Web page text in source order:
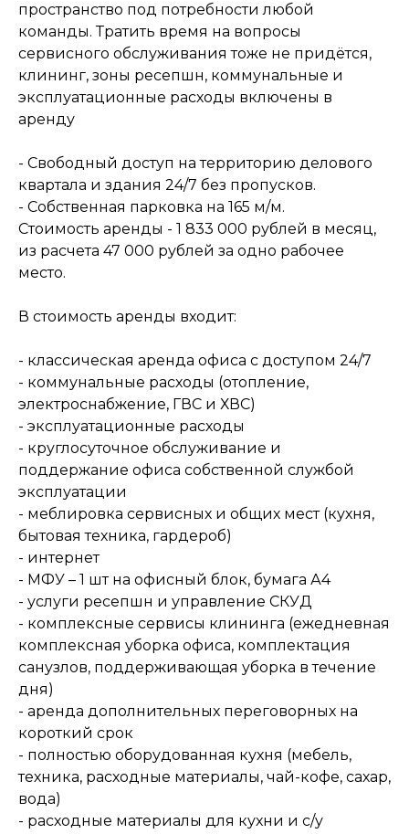
пространство под потребности любой
команды. Тратить время на вопросы
сервисного обслуживания тоже не придётся,
клининг, зоны ресепшн, коммунальные и
эксплуатационные расходы включены в
аренду
- Свободный доступ на территорию делового
квартала и здания 24/7 без пропусков.
- Собственная парковка на 165 м/м.
Стоимость аренды - 1 833 000 рублей в месяц,
из расчета 47 000 рублей за одно рабочее
место.
В стоимость аренды входит:
- классическая аренда офиса с доступом 24/7
- коммунальные расходы (отопление,
электроснабжение, ГВС и ХВС)
- эксплуатационные расходы
- круглосуточное обслуживание и
поддержание офиса собственной службой
эксплуатации
- меблировка сервисных и общих мест (кухня,
бытовая техника, гардероб)
- интернет
- МФУ – 1 шт на офисный блок, бумага А4
- услуги ресепшн и управление СКУД
- комплексные сервисы клининга (ежедневная
комплексная уборка офиса, комплектация
санузлов, поддерживающая уборка в течение
дня)
- аренда дополнительных переговорных на
короткий срок
- полностью оборудованная кухня (мебель,
техника, расходные материалы, чай-кофе, сахар,
вода)
- расходные материалы для кухни и с/у